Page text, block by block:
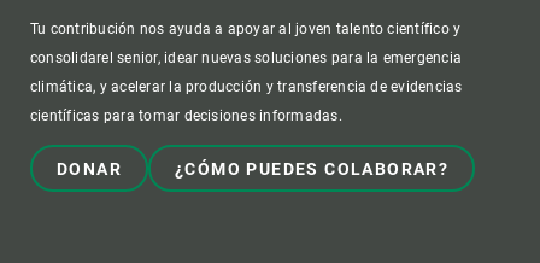
Tu contribución nos ayuda a apoyar al joven talento científico y
consolidarel senior, idear nuevas soluciones para la emergencia
climática, y acelerar la producción y transferencia de evidencias
científicas para tomar decisiones informadas.
DONAR ¿CÓMO PUEDES COLABORAR?